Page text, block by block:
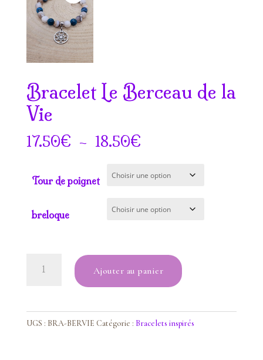
Bracelet Le Berceau de la
Vie
17.50€ – 18.50€Plage
prix :
à
18.50€
Tour de poignet
breloque
Le
Berceau
Ajouter au panier
UGS : BRA-BERVIE Catégorie : Bracelets inspirés